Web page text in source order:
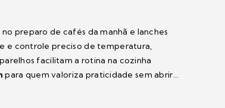
preparo de cafés da manhã e lanches
e controle preciso de temperatura,
facilitam a rotina na cozinha
para quem valoriza praticidade sem abrir